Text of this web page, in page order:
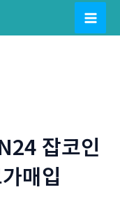
Main
잡코인
매입